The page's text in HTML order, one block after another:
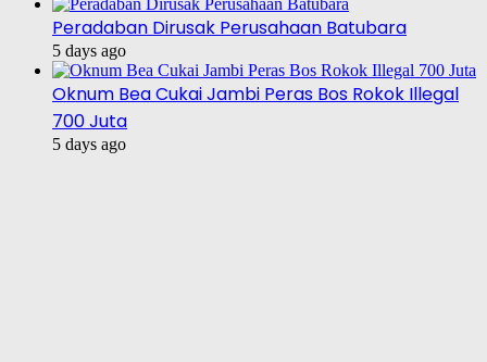
Peradaban Dirusak Perusahaan Batubara
5 days ago
Oknum Bea Cukai Jambi Peras Bos Rokok Illegal
700 Juta
5 days ago